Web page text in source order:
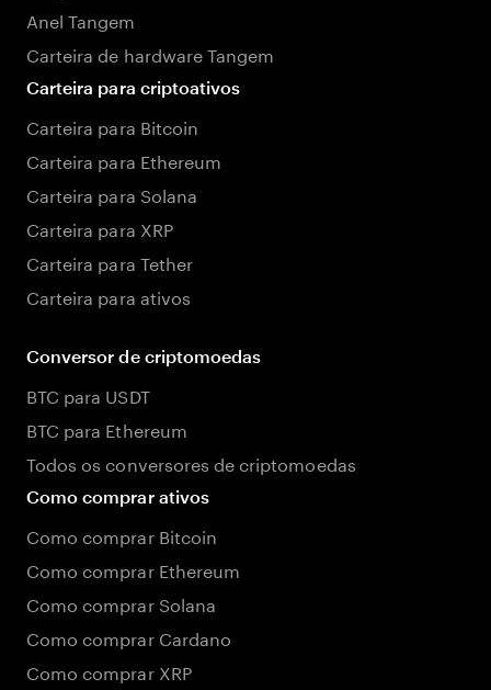
Anel Tangem
Carteira de hardware Tangem
Carteira para criptoativos
Carteira para Bitcoin
Carteira para Ethereum
Carteira para Solana
Carteira para XRP
Carteira para Tether
Carteira para ativos
Conversor de criptomoedas
BTC para USDT
BTC para Ethereum
Todos os conversores de criptomoedas
Como comprar ativos
Como comprar Bitcoin
Como comprar Ethereum
Como comprar Solana
Como comprar Cardano
Como comprar XRP